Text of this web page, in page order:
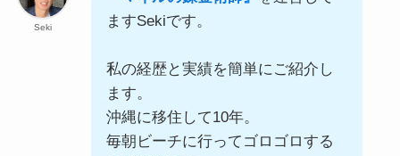
Seki
ますSekiです。
私の経歴と実績を簡単にご紹介し
ます。
沖縄に移住して10年。
毎朝ビーチに行ってゴロゴロする